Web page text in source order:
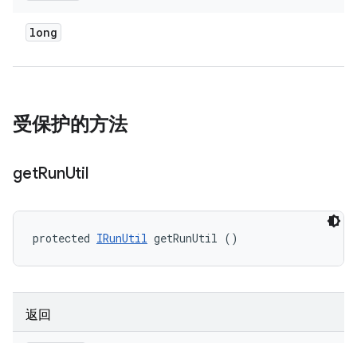
long
受保护的方法
getRunUtil
protected IRunUtil getRunUtil ()
返回